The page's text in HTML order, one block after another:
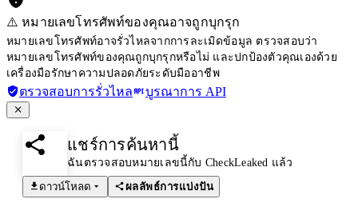
⚠️ หมายเลขโทรศัพท์ของคุณอาจถูกบุกรุก
หมายเลขโทรศัพท์อาจรั่วไหลจากการละเมิดข้อมูล ตรวจสอบว่า
หมายเลขโทรศัพท์ของคุณถูกบุกรุกหรือไม่ และปกป้องตัวคุณเองด้วย
เครื่องมือรักษาความปลอดภัยระดับมืออาชีพ
ตรวจสอบการรั่วไหล บูรณาการ API
แชร์การค้นหานี้
ฉันตรวจสอบหมายเลขนี้กับ CheckLeaked แล้ว
ดาวน์โหลด
ผลลัพธ์การแบ่งปัน